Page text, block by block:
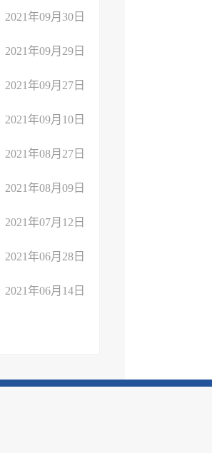
2021年09月30日
2021年09月29日
2021年09月27日
2021年09月10日
2021年08月27日
2021年08月09日
2021年07月12日
2021年06月28日
2021年06月14日